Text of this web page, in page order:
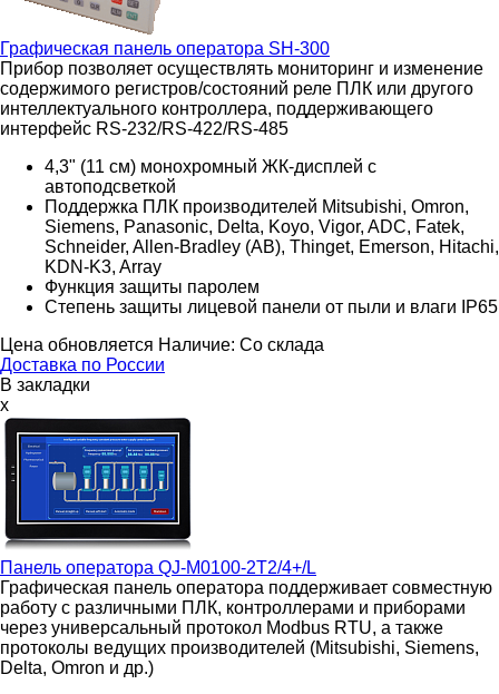
Графическая панель оператора SH-300
Прибор позволяет осуществлять мониторинг и изменение
содержимого регистров/состояний реле ПЛК или другого
интеллектуального контроллера, поддерживающего
интерфейс RS-232/RS-422/RS-485
4,3" (11 см) монохромный ЖК-дисплей с
автоподсветкой
Поддержка ПЛК производителей Mitsubishi, Omron,
Siemens, Panasonic, Delta, Koyo, Vigor, ADC, Fatek,
Schneider, Allen-Bradley (AB), Thinget, Emerson, Hitachi,
KDN-K3, Array
Функция защиты паролем
Степень защиты лицевой панели от пыли и влаги IP65
Цена обновляется Наличие: Со склада
Доставка по России
В закладки
x
Панель оператора QJ-M0100-2T2/4+/L
Графическая панель оператора поддерживает совместную
работу с различными ПЛК, контроллерами и приборами
через универсальный протокол Modbus RTU, а также
протоколы ведущих производителей (Mitsubishi, Siemens,
Delta, Omron и др.)